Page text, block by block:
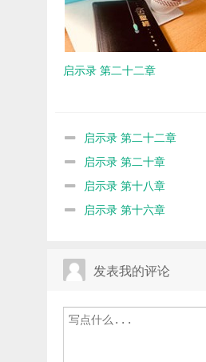
启示录 第二十二章
启示录 第二十二章
启示录 第二十章
启示录 第十八章
启示录 第十六章
发表我的评论